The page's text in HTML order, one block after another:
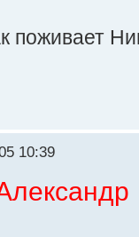
поживает
10:39